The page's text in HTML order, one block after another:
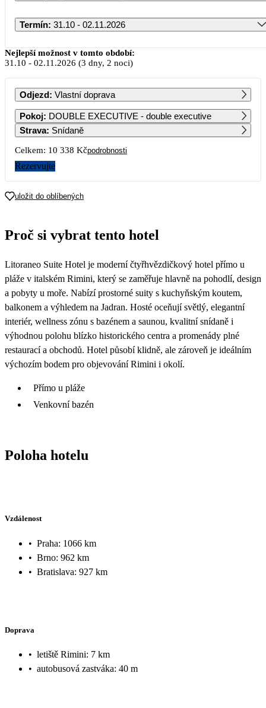
Termín: 31.10 - 02.11.2026
Říjen 2026
PO ÚT ST ČT PÁ SO NE
1 2
5 929
3
5 929
4
6 189
5
6 439
6 7 8 9 10 11
7 069 5 679 5 679 5 679
19
26
5 679
27 28 29
Nejlepší možnost v tomto období:
31.10 - 02.11.2026 (3 dny, 2 noci)
Odjezd: Vlastní doprava
Pokoj: DOUBLE EXECUTIVE - double executive
Strava: Snídaně
Celkem: 10 338 Kčpodrobnosti
Rezervujte
uložit do oblíbených
Proč si vybrat tento hotel
Litoraneo Suite Hotel je moderní čtyřhvězdičkový hotel přímo u
pláže v italském Rimini, který se zaměřuje hlavně na pohodlí, design
a pobyty u moře. Nabízí prostorné suity s kuchyňským koutem,
balkonem a výhledem na Jadran. Hosté oceňují světlý, elegantní
interiér, wellness zónu s bazénem a saunou, kvalitní snídaně i
výhodnou polohu blízko historického centra a promenády plné
restaurací a obchodů. Hotel působí klidně, ale zároveň je ideálním
výchozím bodem pro objevování Rimini i okolí.
Přímo u pláže
Venkovní bazén
Poloha hotelu
Vzdálenost
• Praha: 1066 km
• Brno: 962 km
• Bratislava: 927 km
Doprava
• letiště Rimini: 7 km
• autobusová zastváka: 40 m